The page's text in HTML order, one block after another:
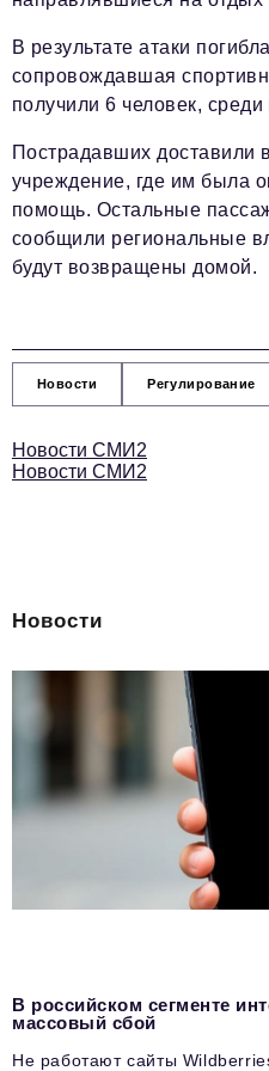
В результате атаки
сопровождавшая
получили 6 человек, среди
Пострадавших доставили
учреждение, где им была
помощь. Остальные
сообщили региональные
будут возвращены домой.
Новости Регулирование
Новости СМИ2
Новости СМИ2
Новости
В российском сегменте
массовый сбой
Не работают сайты